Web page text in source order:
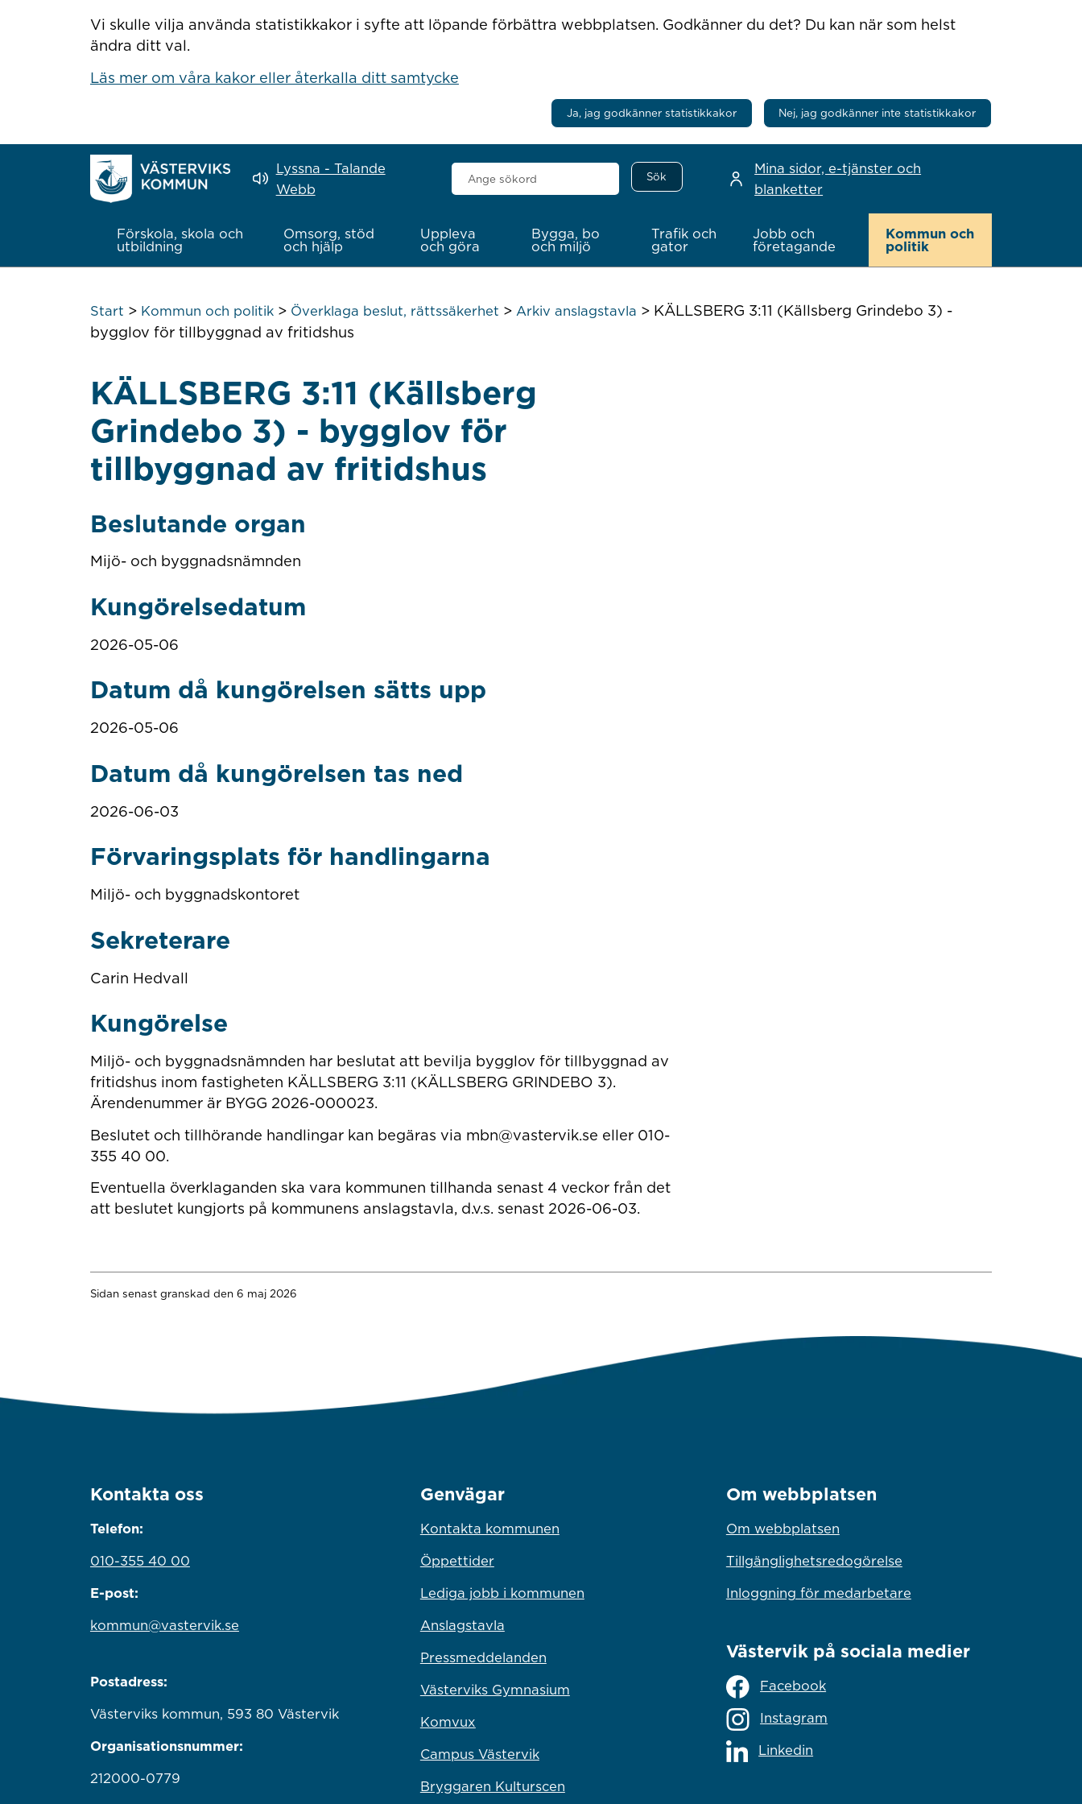
Vi skulle vilja använda statistikkakor i syfte att löpande förbättra webbplatsen. Godkänner du det? Du kan när som helst
ändra ditt val.
Läs mer om våra kakor eller återkalla ditt samtycke
Ja, jag godkänner statistikkakor Nej, jag godkänner inte statistikkakor
Lyssna - Talande
Webb
Sök
här
Mina sidor, e-tjänster och
blanketter
Förskola, skola och
utbildning
Omsorg, stöd
och hjälp
Uppleva
och göra
Bygga, bo
och miljö
Trafik och
gator
Jobb och
företagande
Kommun och
politik
Start > Kommun och politik> Överklaga beslut, rättssäkerhet > Arkiv anslagstavla > KÄLLSBERG 3:11 (Källsberg Grindebo 3) -
bygglov för tillbyggnad av fritidshus
KÄLLSBERG 3:11 (Källsberg
Grindebo 3) - bygglov för
tillbyggnad av fritidshus
Beslutande organ
Mijö- och byggnadsnämnden
Kungörelsedatum
2026-05-06
Datum då kungörelsen sätts upp
2026-05-06
Datum då kungörelsen tas ned
2026-06-03
Förvaringsplats för handlingarna
Miljö- och byggnadskontoret
Sekreterare
Carin Hedvall
Kungörelse
Miljö- och byggnadsnämnden har beslutat att bevilja bygglov för tillbyggnad av
fritidshus inom fastigheten KÄLLSBERG 3:11 (KÄLLSBERG GRINDEBO 3).
Ärendenummer är BYGG 2026-000023.
Beslutet och tillhörande handlingar kan begäras via mbn@vastervik.se eller 010-
355 40 00.
Eventuella överklaganden ska vara kommunen tillhanda senast 4 veckor från det
att beslutet kungjorts på kommunens anslagstavla, d.v.s. senast 2026-06-03.
Sidan senast granskad den 6 maj 2026
Kontakta oss
Telefon:
010-355 40 00
E-post:
kommun@vastervik.se
Postadress:
Västerviks kommun, 593 80 Västervik
Organisationsnummer:
212000-0779
Genvägar
Kontakta kommunen
Öppettider
Lediga jobb i kommunen
Anslagstavla
Pressmeddelanden
Västerviks Gymnasium
Komvux
Campus Västervik
Bryggaren Kulturscen
Om webbplatsen
Om webbplatsen
Tillgänglighetsredogörelse
Inloggning för medarbetare
Västervik på sociala medier
Facebook
Instagram
Linkedin